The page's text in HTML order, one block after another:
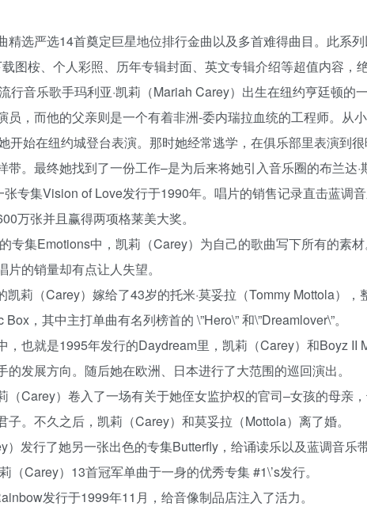
精选严选14首奠定巨星地位排行金曲以及多首难得曲目。此系
图桉、个人彩照、历年专辑封面、英文专辑介绍等超值内容，绝
行音乐歌手玛利亚·凯莉（Mariah Carey）出生在纽约亨廷顿的
员，而他的父亲则是一个有着非洲-委内瑞拉血统的工程师。从
开始在纽约城登台表演。那时她经常逃学，在俱乐部里表演到
带。最终她找到了一份工作–是为后来将她引入音乐圈的布兰达·
专集Vision of Love发行于1990年。唱片的销售记录直击蓝调
万张并且赢得两项格莱美大奖。
专集Emotions中，凯莉（Carey）为自己的歌曲写下所有的素材
的销量却有点让人失望。
凯莉（Carey）嫁给了43岁的托米·莫妥拉（Tommy Mottola），
，其中主打单曲有名列榜首的 \”Hero\” 和\”Dreamlover\”。
，也就是1995年发行的Daydream里，凯莉（Carey）和Boyz II
的发展方向。随后她在欧洲、日本进行了大范围的巡回演出。
（Carey）卷入了一场有关于她侄女监护权的官司–女孩的母亲
子。不久之后，凯莉（Carey）和莫妥拉（Mottola）离了婚。
）发行了她另一张出色的专集Butterfly，给诵读乐以及蓝调音乐带
（Carey）13首冠军单曲于一身的优秀专集 #1\’s发行。
发行于1999年11月，给音像制品店注入了活力。